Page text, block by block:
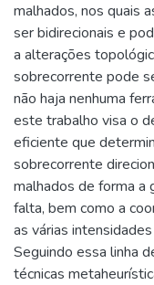
malhados, nos quais
ser bidirecionais e
a alterações
sobrecorrente pode
não haja nenhuma
este trabalho visa o
eficiente que
sobrecorrente
malhados de forma a
falta, bem como a
as várias
Seguindo essa linha
técnicas